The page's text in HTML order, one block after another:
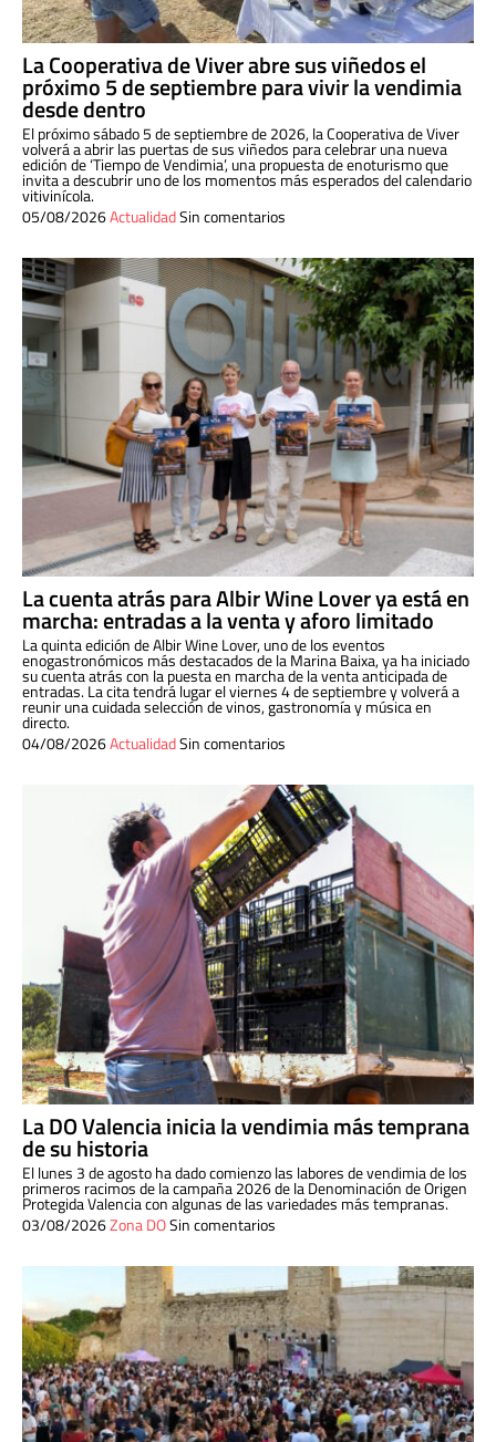
La Cooperativa de Viver abre sus viñedos el
próximo 5 de septiembre para vivir la vendimia
desde dentro
El próximo sábado 5 de septiembre de 2026, la Cooperativa de Viver
volverá a abrir las puertas de sus viñedos para celebrar una nueva
edición de ‘Tiempo de Vendimia’, una propuesta de enoturismo que
invita a descubrir uno de los momentos más esperados del calendario
vitivinícola.
05/08/2026ActualidadSin comentarios
La cuenta atrás para Albir Wine Lover ya está en
marcha: entradas a la venta y aforo limitado
La quinta edición de Albir Wine Lover, uno de los eventos
enogastronómicos más destacados de la Marina Baixa, ya ha iniciado
su cuenta atrás con la puesta en marcha de la venta anticipada de
entradas. La cita tendrá lugar el viernes 4 de septiembre y volverá a
reunir una cuidada selección de vinos, gastronomía y música en
directo.
04/08/2026ActualidadSin comentarios
La DO Valencia inicia la vendimia más temprana
de su historia
El lunes 3 de agosto ha dado comienzo las labores de vendimia de los
primeros racimos de la campaña 2026 de la Denominación de Origen
Protegida Valencia con algunas de las variedades más tempranas.
03/08/2026Zona DOSin comentarios